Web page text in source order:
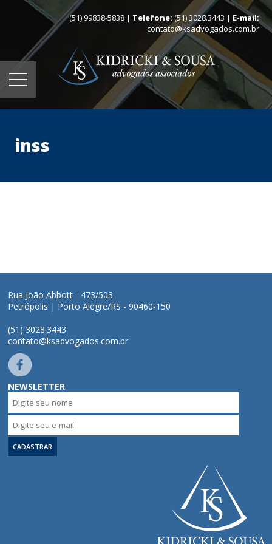
(51) 99838-5838 | Telefone: (51) 3028.3443 | E-mail:
contato@ksadvogados.com.br
Áreas de Atuação
Contato
inss
Rua João Abbott - 473/503
Petrópolis | Porto Alegre/RS - 90460-150
(51) 3028.3443
contato@ksadvogados.com.br
NEWSLETTER